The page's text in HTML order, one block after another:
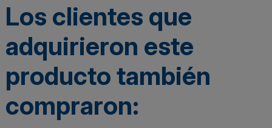
Los clientes que
adquirieron este
producto también
compraron: